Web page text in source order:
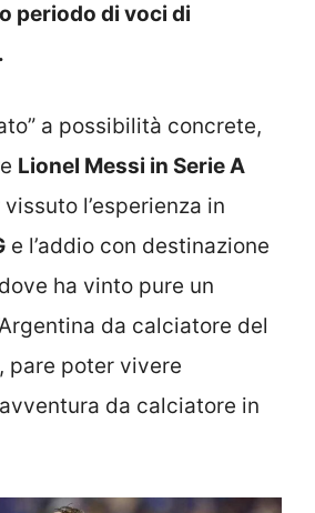
periodo di voci di
a possibilità concrete,
Lionel Messi in Serie A
l’esperienza in
e l’addio con destinazione
dove ha vinto pure un
da calciatore del
pare poter vivere
da calciatore in